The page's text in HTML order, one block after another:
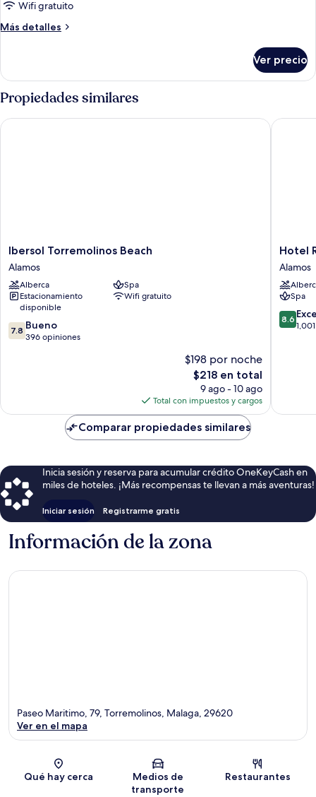
Wifi gratuito
Más detalles
Más
Ver precio
Propiedades similares
Ibersol
Torremolinos
Beach
Alamos
Ibersol Torremolinos Beach
Alamos
Alberca
Spa
Estacionamiento
disponible
Wifi gratuito
7.8
de
7.8 Bueno
396 opiniones
$198 por noche
El
precio
actual
es
de
$218
$218 en total
9 ago - 10 ago
Total con impuestos y cargos
Ibersol Torremolinos Beach
Hotel
Riu
Costa
del
Sol
-
All
Hotel
Alamos
Spa
8.6
de
8.6
Hotel
Comparar propiedades similares
Inicia sesión y reserva para acumular crédito OneKeyCash en
miles de hoteles. ¡Más recompensas te llevan a más aventuras!
Iniciar sesión Registrarme gratis
Información de la zona
Sección del mapa
Paseo Maritimo, 79, Torremolinos, Malaga, 29620
Ver en el mapa
Qué hay cerca
Medios de
transporte
Restaurantes